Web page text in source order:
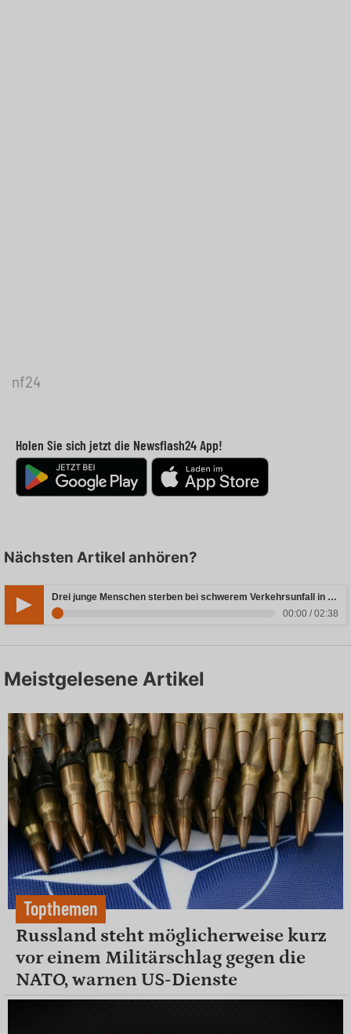
nf24
Holen Sie sich jetzt die Newsflash24 App!
Nächsten Artikel anhören?
Drei junge Menschen sterben bei schwerem Verkehrsunfall in Rheinland-Pfalz
00:00 / 02:38
Meistgelesene Artikel
Topthemen
Russland steht möglicherweise kurz
vor einem Militärschlag gegen die
NATO, warnen US-Dienste